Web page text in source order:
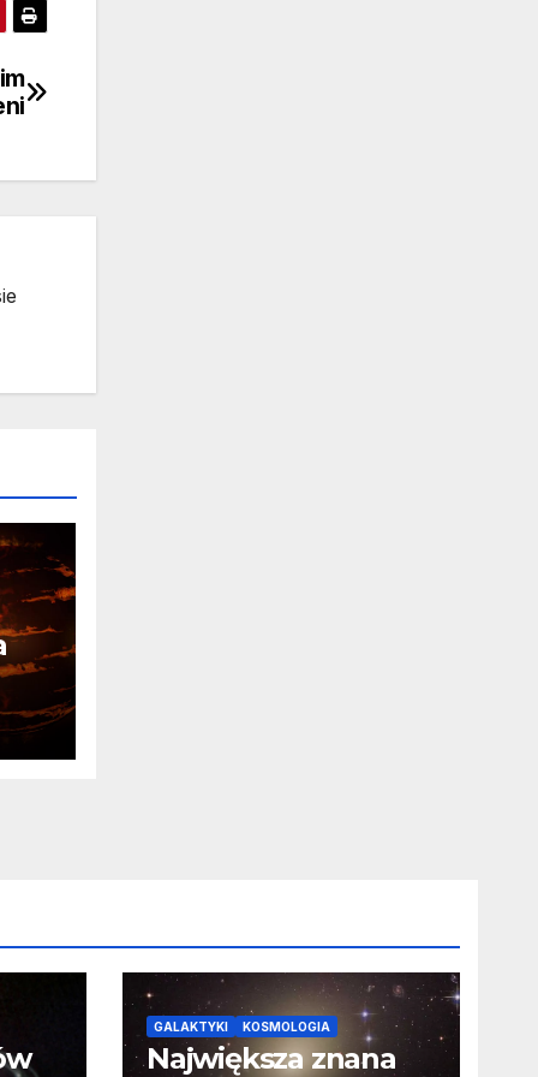
o
GALAKTYKI KOSMOLOGIA
Największa znana